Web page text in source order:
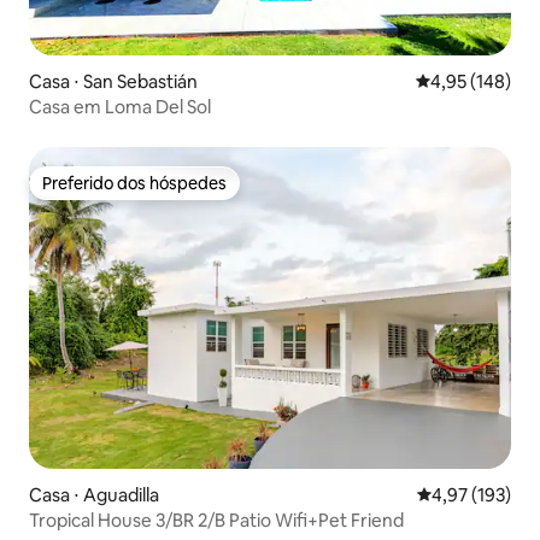
Casa ⋅ San Sebastián 4,95 de uma
4,95 (148)
Casa em Loma Del Sol
Preferido dos hóspedes
Preferido dos hóspedes
Casa ⋅ Aguadilla 4,97 de uma
4,97 (193)
Tropical House 3/BR 2/B Patio Wifi+Pet Friend